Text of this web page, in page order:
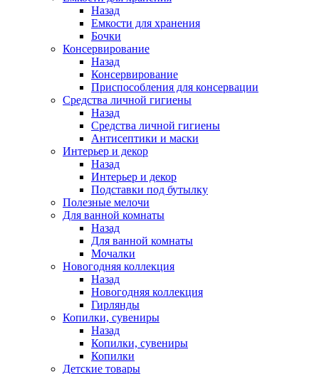
Назад
Емкости для хранения
Бочки
Консервирование
Назад
Консервирование
Приспособления для консервации
Средства личной гигиены
Назад
Средства личной гигиены
Антисептики и маски
Интерьер и декор
Назад
Интерьер и декор
Подставки под бутылку
Полезные мелочи
Для ванной комнаты
Назад
Для ванной комнаты
Мочалки
Новогодняя коллекция
Назад
Новогодняя коллекция
Гирлянды
Копилки, сувениры
Назад
Копилки, сувениры
Копилки
Детские товары